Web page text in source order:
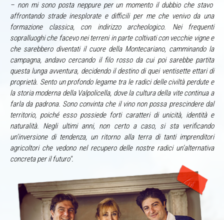
– non mi sono posta neppure per un momento il dubbio che stavo
affrontando strade inesplorate e difficili per me che venivo da una
formazione classica, con indirizzo archeologico. Nei frequenti
sopralluoghi che facevo nei terreni in parte coltivati con vecchie vigne e
che sarebbero diventati il cuore della Montecariano, camminando la
campagna, andavo cercando il filo rosso da cui poi sarebbe partita
questa lunga avventura, decidendo il destino di quei ventisette ettari di
proprietà. Sento un profondo legame tra le radici delle civiltà perdute e
la storia moderna della Valpolicella, dove la cultura della vite continua a
farla da padrona. Sono convinta che il vino non possa prescindere dal
territorio, poiché esso possiede forti caratteri di unicità, identità e
naturalità. Negli ultimi anni, non certo a caso, si sta verificando
un’inversione di tendenza, un ritorno alla terra di tanti imprenditori
agricoltori che vedono nel recupero delle nostre radici un’alternativa
concreta per il futuro".